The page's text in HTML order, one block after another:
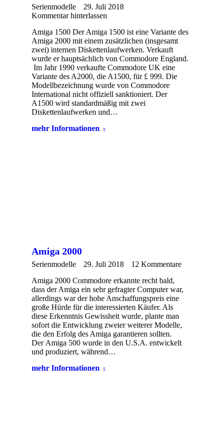
Serienmodelle
29. Juli 2018
Kommentar hinterlassen
Amiga 1500 Der Amiga 1500 ist eine Variante des
Amiga 2000 mit einem zusätzlichen (insgesamt
zwei) internen Diskettenlaufwerken. Verkauft
wurde er hauptsächlich von Commodore England.
Im Jahr 1990 verkaufte Commodore UK eine
Variante des A2000, die A1500, für £ 999. Die
Modellbezeichnung wurde von Commodore
International nicht offiziell sanktioniert. Der
A1500 wird standardmäßig mit zwei
Diskettenlaufwerken und…
mehr Informationen
Amiga 2000
Serienmodelle 29. Juli 2018
12 Kommentare
Amiga 2000 Commodore erkannte recht bald,
dass der Amiga ein sehr gefragter Computer war,
allerdings war der hohe Anschaffungspreis eine
große Hürde für die interessierten Käufer. Als
diese Erkenntnis Gewissheit wurde, plante man
sofort die Entwicklung zweier weiterer Modelle,
die den Erfolg des Amiga garantieren sollten.
Der Amiga 500 wurde in den U.S.A. entwickelt
und produziert, während…
mehr Informationen